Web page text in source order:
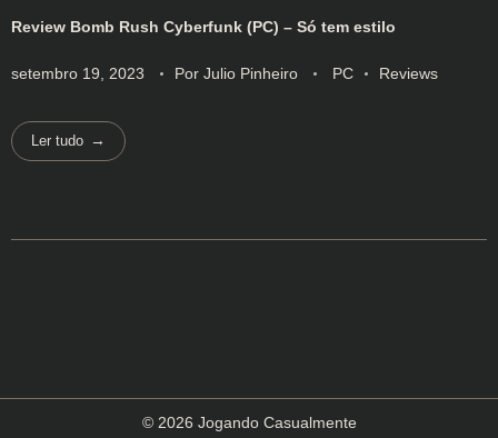
Review Bomb Rush Cyberfunk (PC) – Só tem estilo
setembro 19, 2023 Por Julio Pinheiro PC Reviews
Ler tudo
© 2026 Jogando Casualmente